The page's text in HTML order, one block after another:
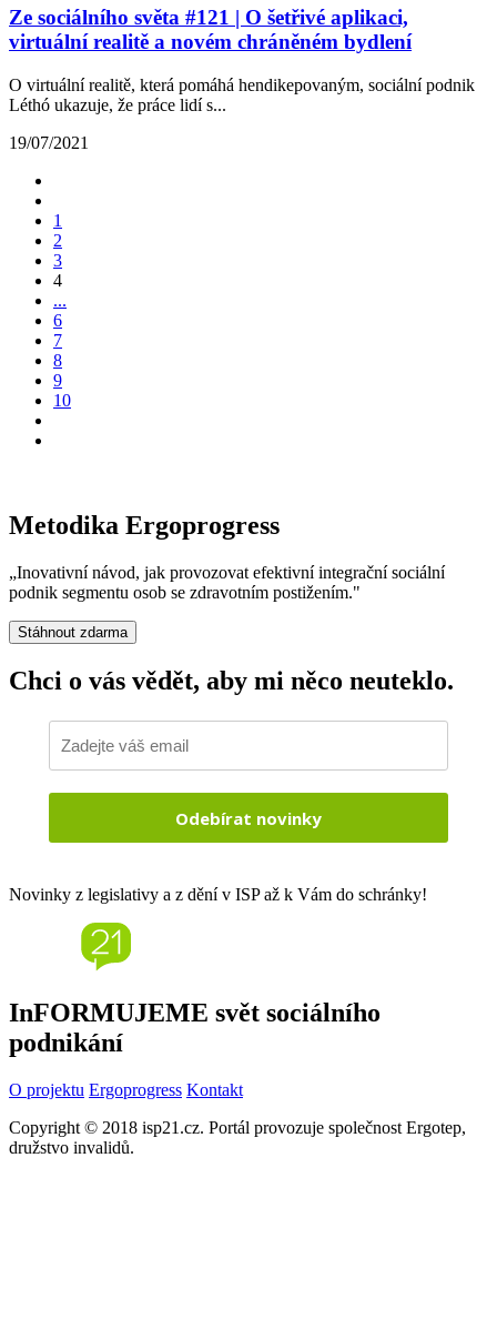
Ze sociálního světa #121 | O šetřivé aplikaci,
virtuální realitě a novém chráněném bydlení
O virtuální realitě, která pomáhá hendikepovaným, sociální podnik
Léthó ukazuje, že práce lidí s...
19/07/2021
1
2
3
4
...
6
7
8
9
10
Metodika Ergoprogress
„Inovativní návod, jak provozovat efektivní integrační sociální
podnik segmentu osob se zdravotním postižením."
Stáhnout zdarma
Chci o vás vědět, aby mi něco neuteklo.
Odebírat novinky
Novinky z legislativy a z dění v ISP až k Vám do schránky!
InFORMUJEME svět sociálního
podnikání
O projektu Ergoprogress Kontakt
Copyright © 2018 isp21.cz. Portál provozuje společnost Ergotep,
družstvo invalidů.